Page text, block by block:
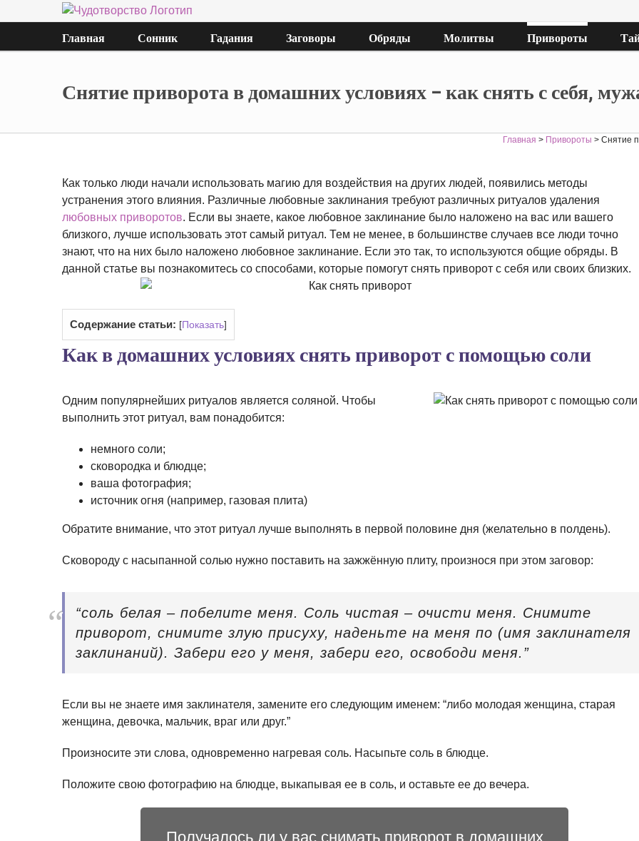
Главная Сонник Гадания Заговоры Обряды Молитвы Привороты
Снятие приворота в домашних условиях – как снять с себя,
Главная > Привороты > Снятие
Как только люди начали использовать магию для воздействия на других людей, появились методы
устранения этого влияния. Различные любовные заклинания требуют различных ритуалов удаления
любовных приворотов. Если вы знаете, какое любовное заклинание было наложено на вас или вашего
близкого, лучше использовать этот самый ритуал. Тем не менее, в большинстве случаев все люди точно
знают, что на них было наложено любовное заклинание. Если это так, то используются общие обряды. В
данной статье вы познакомитесь со способами, которые помогут снять приворот с себя или своих близких.
Содержание статьи: [Показать]
Как в домашних условиях снять приворот с помощью соли
Одним популярнейших ритуалов является соляной. Чтобы
выполнить этот ритуал, вам понадобится:
немного соли;
сковородка и блюдце;
ваша фотография;
источник огня (например, газовая плита)
Обратите внимание, что этот ритуал лучше выполнять в первой половине дня (желательно в полдень).
Сковороду с насыпанной солью нужно поставить на зажжённую плиту, произнося при этом заговор:
“соль белая – побелите меня. Соль чистая – очисти меня. Снимите
приворот, снимите злую присуху, наденьте на меня по (имя заклинателя
заклинаний). Забери его у меня, забери его, освободи меня.”
Если вы не знаете имя заклинателя, замените его следующим именем: “либо молодая женщина, старая
женщина, девочка, мальчик, враг или друг.”
Произносите эти слова, одновременно нагревая соль. Насыпьте соль в блюдце.
Положите свою фотографию на блюдце, выкапывая ее в соль, и оставьте ее до вечера.
Получалось ли у вас снимать приворот в домашних